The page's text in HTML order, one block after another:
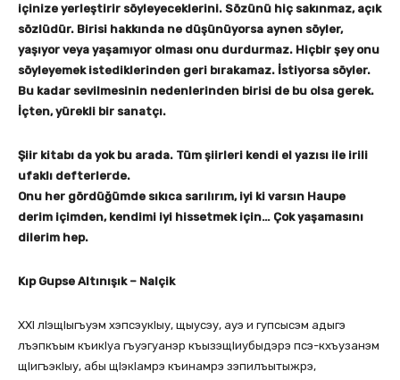
içinize yerleştirir söyleyeceklerini. Sözünü hiç sakınmaz, açık
sözlüdür. Birisi hakkında ne düşünüyorsa aynen söyler,
yaşıyor veya yaşamıyor olması onu durdurmaz. Hiçbir şey onu
söyleyemek istediklerinden geri bırakamaz. İstiyorsa söyler.
Bu kadar sevilmesinin nedenlerinden birisi de bu olsa gerek.
İçten, yürekli bir sanatçı.
Şiir kitabı da yok bu arada. Tüm şiirleri kendi el yazısı ile irili
ufaklı defterlerde.
Onu her gördüğümde sıkıca sarılırım, iyi ki varsın Haupe
derim içimden, kendimi iyi hissetmek için… Çok yaşamasını
dilerim hep.
Kıp Gupse Altınışık – Nalçik
ХХI лIэщIыгъуэм хэпсэукIыу, щыусэу, ауэ и гупсысэм адыгэ
лъэпкъым къикIуа гъуэгуанэр къызэщIиубыдэрэ псэ-кхъузанэм
щIигъэкIыу, абы щIэкIамрэ къинамрэ зэпилъытыжрэ,